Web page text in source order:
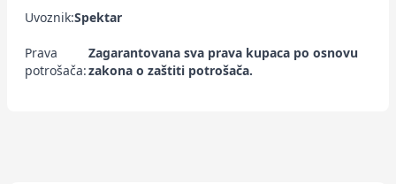
Uvoznik:Spektar
Prava
potrošača:
Zagarantovana sva prava kupaca po osnovu
zakona o zaštiti potrošača.